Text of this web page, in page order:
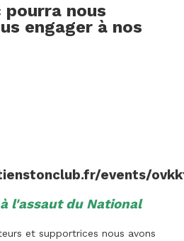
pourra nous
engager à nos
events/
l'assaut du National
et supportrices nous avons